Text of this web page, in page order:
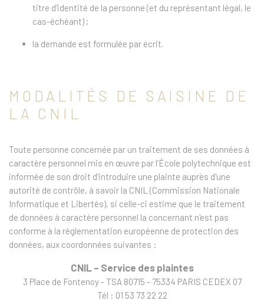
titre d’identité de la personne (et du représentant légal, le
cas-échéant) ;
la demande est formulée par écrit.
MODALITÉS DE SAISINE DE
LA CNIL
Toute personne concernée par un traitement de ses données à
caractère personnel mis en œuvre par l’École polytechnique est
informée de son droit d’introduire une plainte auprès d'une
autorité de contrôle, à savoir la CNIL (Commission Nationale
Informatique et Libertés), si celle-ci estime que le traitement
de données à caractère personnel la concernant n'est pas
conforme à la règlementation européenne de protection des
données, aux coordonnées suivantes :
CNIL – Service des plaintes
3 Place de Fontenoy - TSA 80715 - 75334 PARIS CEDEX 07
Tél : 01 53 73 22 22